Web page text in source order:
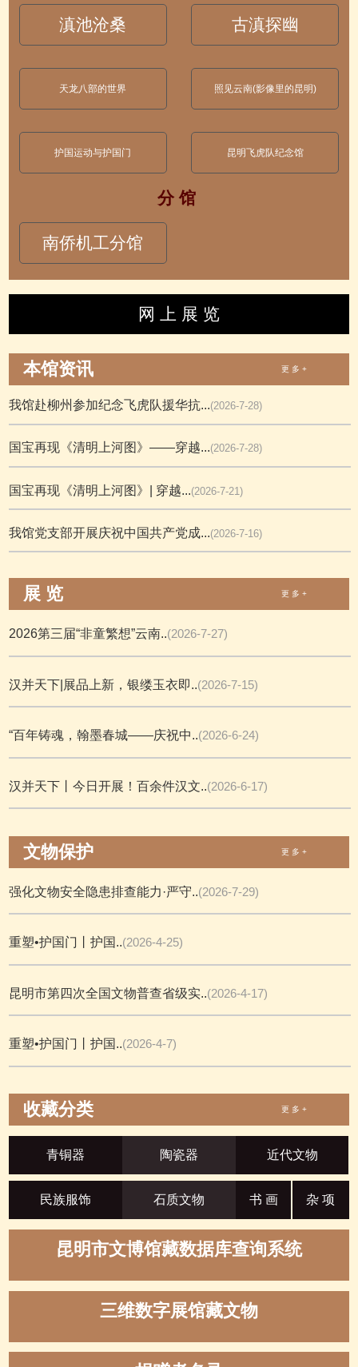
滇池沧桑 古滇探幽
天龙八部的世界 照见云南(影像里的昆明)
护国运动与护国门 昆明飞虎队纪念馆
分 馆
南侨机工分馆
网 上 展 览
本馆资讯 更 多 +
我馆赴柳州参加纪念飞虎队援华抗...(2026-7-28)
国宝再现《清明上河图》——穿越...(2026-7-28)
国宝再现《清明上河图》| 穿越...(2026-7-21)
我馆党支部开展庆祝中国共产党成...(2026-7-16)
展 览 更 多 +
2026第三届“非童繁想”云南..(2026-7-27)
汉并天下|展品上新，银缕玉衣即..(2026-7-15)
“百年铸魂，翰墨春城——庆祝中..(2026-6-24)
汉并天下丨今日开展！百余件汉文..(2026-6-17)
文物保护 更 多 +
强化文物安全隐患排查能力·严守..(2026-7-29)
重塑•护国门丨护国..(2026-4-25)
昆明市第四次全国文物普查省级实..(2026-4-17)
重塑•护国门丨护国..(2026-4-7)
收藏分类 更 多 +
青铜器 陶瓷器 近代文物
民族服饰 石质文物 书 画 杂 项
昆明市文博馆藏数据库查询系统
三维数字展馆藏文物